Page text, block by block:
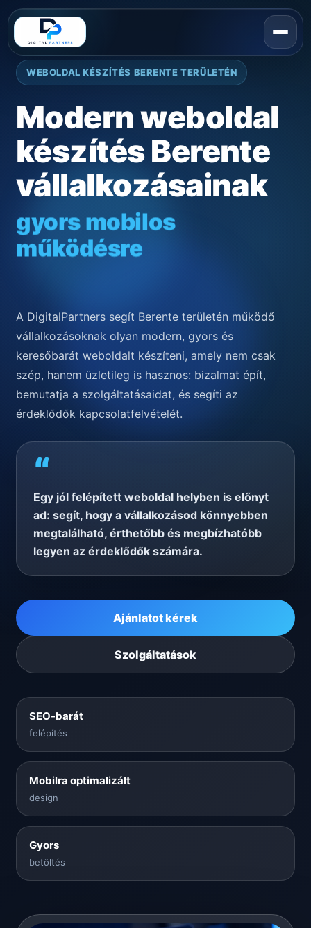
WEBOLDAL KÉSZÍTÉS BERENTE TERÜLETÉN
Modern weboldal
készítés Berente
vállalkozásainak
gyors mobilos
működésre
A DigitalPartners segít Berente területén működő
vállalkozásoknak olyan modern, gyors és
keresőbarát weboldalt készíteni, amely nem csak
szép, hanem üzletileg is hasznos: bizalmat épít,
bemutatja a szolgáltatásaidat, és segíti az
érdeklődők kapcsolatfelvételét.
“
Egy jól felépített weboldal helyben is előnyt
ad: segít, hogy a vállalkozásod könnyebben
megtalálható, érthetőbb és megbízhatóbb
legyen az érdeklődők számára.
Ajánlatot kérek
Szolgáltatások
SEO-barát
felépítés
Mobilra optimalizált
design
Gyors
betöltés